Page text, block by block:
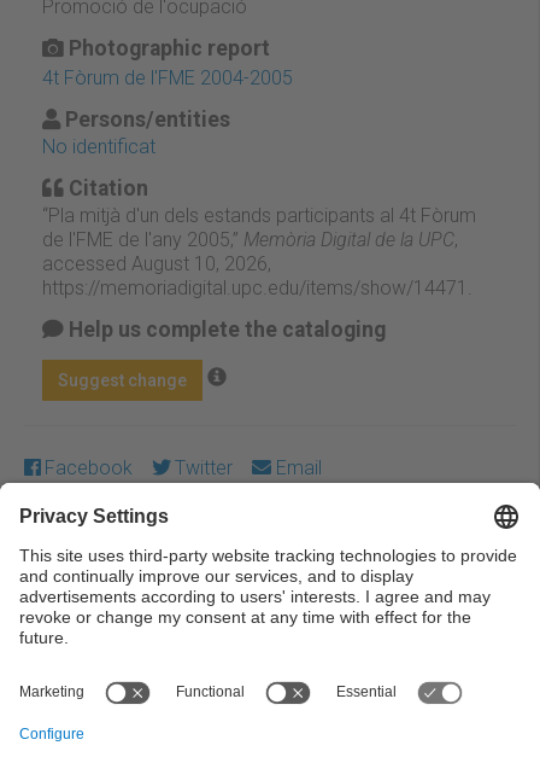
Promoció de l'ocupació
Photographic report
4t Fòrum de l'FME 2004-2005
Persons/entities
No identificat
Citation
“Pla mitjà d'un dels estands participants al 4t Fòrum
de l'FME de l'any 2005,” Memòria Digital de la UPC,
accessed August 10, 2026,
https://memoriadigital.upc.edu/items/show/14471
Help us complete the cataloging
Suggest change
Facebook Twitter Email
Except where otherwise noted, content on this work is
licensed under a Creative Commons license:Attribution-
NonCommercial-NoDerivs 3.0 Spain